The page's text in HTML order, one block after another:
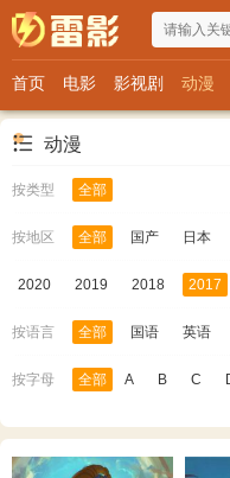
首页 电影 影视剧 动漫
动漫
按类型 全部
按地区 全部 国产 日本
2020 2019 2018 2017
按语言 全部 国语 英语
按字母 全部 A B C